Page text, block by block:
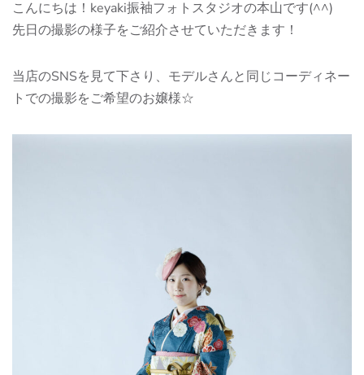
こんにちは！keyaki振袖フォトスタジオの本山です(^^)
先日の撮影の様子をご紹介させていただきます！
当店のSNSを見て下さり、モデルさんと同じコーディネー
トでの撮影をご希望のお嬢様☆